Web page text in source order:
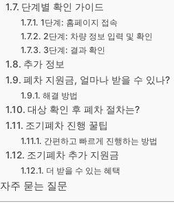
단계별 확인 가이드
1단계: 홈페이지 접속
2단계: 차량 정보 입력 및 확인
3단계: 결과 확인
추가 정보
폐차 지원금, 얼마나 받을 수 있나?
해결 방법
대상 확인 후 폐차 절차는?
조기폐차 진행 꿀팁
간편하고 빠르게 진행하는 방법
조기폐차 추가 지원금
더 받을 수 있는 혜택
자주 묻는 질문